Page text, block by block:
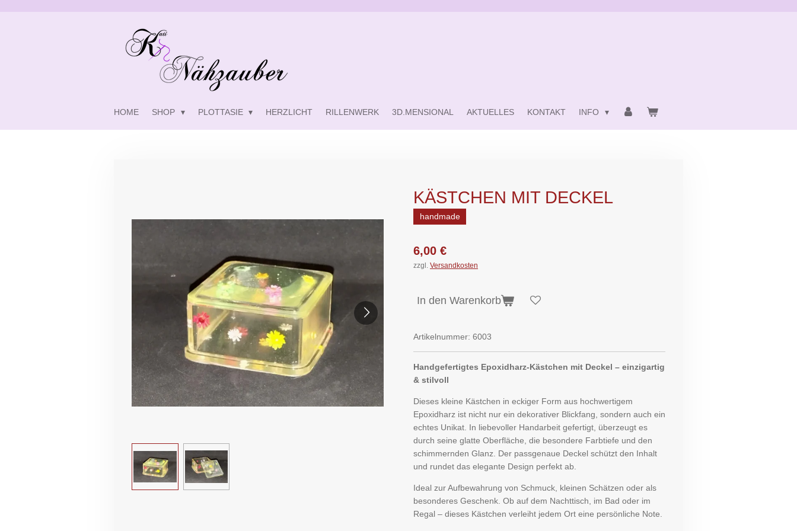
HOME SHOP PLOTTASIE HERZLICHT RILLENWERK 3D.MENSIONAL AKTUELLES KONTAKT INFO
KÄSTCHEN MIT DECKEL
handmade
6,00 €
zzgl. Versandkosten
In den Warenkorb
Artikelnummer: 6003
Handgefertigtes Epoxidharz-Kästchen mit Deckel – einzigartig
& stilvoll
Dieses kleine Kästchen in eckiger Form aus hochwertigem
Epoxidharz ist nicht nur ein dekorativer Blickfang, sondern auch ein
echtes Unikat. In liebevoller Handarbeit gefertigt, überzeugt es
durch seine glatte Oberfläche, die besondere Farbtiefe und den
schimmernden Glanz. Der passgenaue Deckel schützt den Inhalt
und rundet das elegante Design perfekt ab.
Ideal zur Aufbewahrung von Schmuck, kleinen Schätzen oder als
besonderes Geschenk. Ob auf dem Nachttisch, im Bad oder im
Regal – dieses Kästchen verleiht jedem Ort eine persönliche Note.